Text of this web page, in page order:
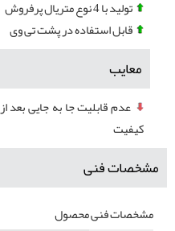
تولید با 4 نوع متریال پرفروش
قابل استفاده در پشت تی وی
معایب
عدم قابلیت جا به جایی بعد
کیفیت
مشخصات فنی
مشخصات فنی محصول